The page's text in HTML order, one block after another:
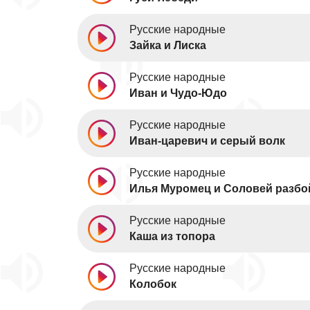
Русские народные
Зайка и Лиска
Русские народные
Иван и Чудо-Юдо
Русские народные
Иван-царевич и серый волк
Русские народные
Илья Муромец и Соловей
Русские народные
Каша из топора
Русские народные
Колобок